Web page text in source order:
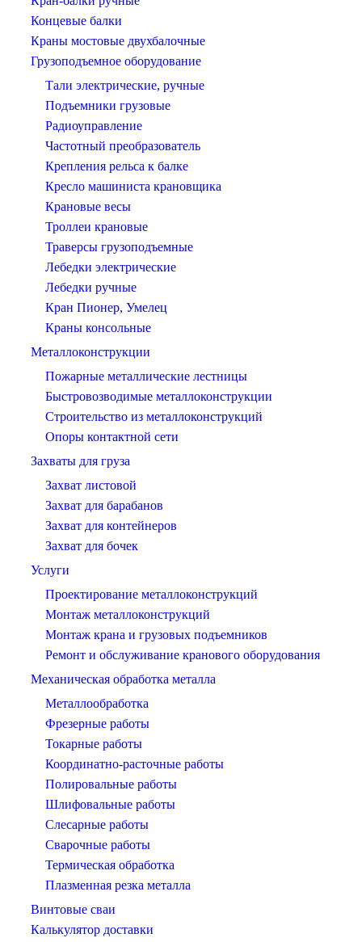
Концевые балки
Краны мостовые двухбалочные
Грузоподъемное оборудование
Тали электрические, ручные
Подъемники грузовые
Радиоуправление
Частотный преобразователь
Крепления рельса к балке
Кресло машиниста крановщика
Крановые весы
Троллеи крановые
Траверсы грузоподъемные
Лебедки электрические
Лебедки ручные
Кран Пионер, Умелец
Краны консольные
Металлоконструкции
Пожарные металлические лестницы
Быстровозводимые металлоконструкции
Строительство из металлоконструкций
Опоры контактной сети
Захваты для груза
Захват листовой
Захват для барабанов
Захват для контейнеров
Захват для бочек
Услуги
Проектирование металлоконструкций
Монтаж металлоконструкций
Монтаж крана и грузовых подъемников
Ремонт и обслуживание кранового оборудования
Механическая обработка металла
Металлообработка
Фрезерные работы
Токарные работы
Координатно-расточные работы
Полировальные работы
Шлифовальные работы
Слесарные работы
Сварочные работы
Термическая обработка
Плазменная резка металла
Винтовые сваи
Калькулятор доставки